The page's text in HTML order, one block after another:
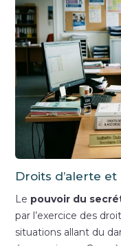
Droits d’alerte
Le pouvoir du
par l’exercice des
situations allant du